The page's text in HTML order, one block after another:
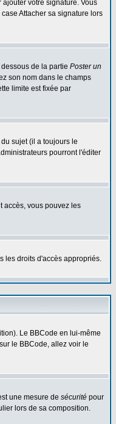
votre signature. Vous
Attacher sa signature lors
de la partie Poster un
son nom dans le champs
limite est fixée par
sujet (il a toujours le
pourront l'éditer
accès, vous pouvez les
les droits d'accès appropriés.
Le BBCode en lui-même
le BBCode, allez voir le
une mesure de sécurité pour
lors de sa composition.